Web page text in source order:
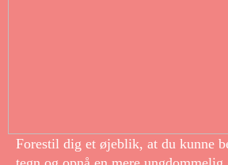
Forestil dig et øjeblik, at du kunne